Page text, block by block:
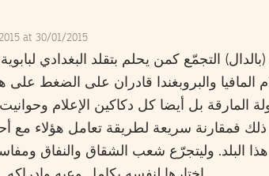
at 30/01/2015
التجمّع كمن يحلم بتقلد البغدادي
والبروبغندا قادران على الضغط على
بل أيضا كل دكاكين الإعلام وحوانيت
فمقارنة سريعة لطريقة تعامل هؤلاء مع
وليتجرّع شعب الشقاق والنفاق